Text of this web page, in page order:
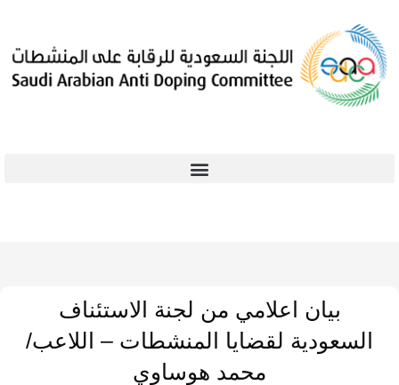
بيان اعلامي من لجنة الاستئناف
السعودية لقضايا المنشطات – اللاعب/
محمد هوساوي